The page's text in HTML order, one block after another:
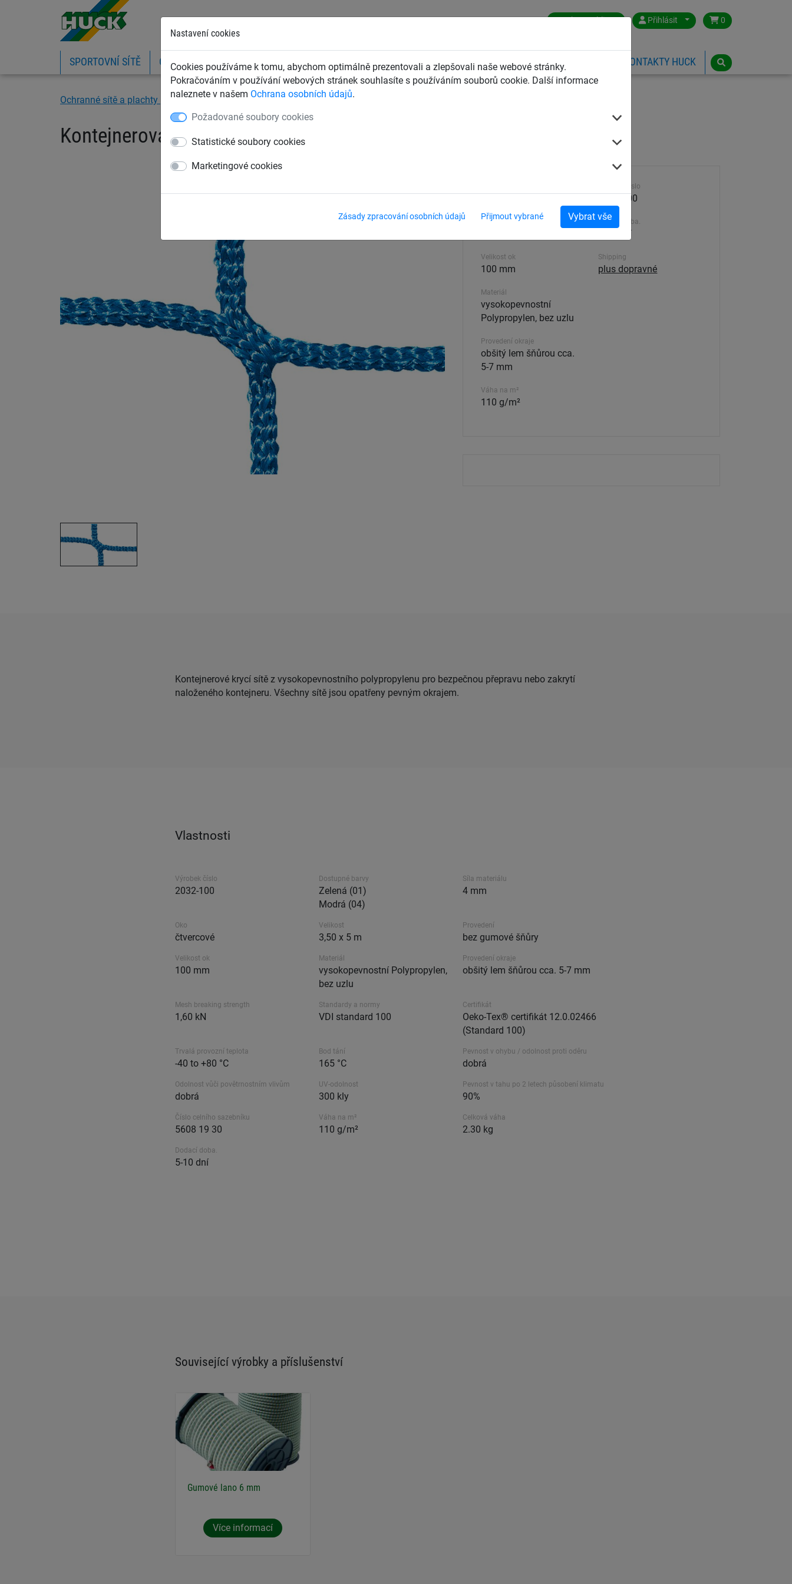
Nastavení cookies
Cookies používáme k tomu, abychom optimálně prezentovali a zlepšovali naše webové stránky.
Pokračováním v používání webových stránek souhlasíte s používáním souborů cookie. Další informace
naleznete v našem Ochrana osobních údajů.
Požadované soubory cookies
Statistické soubory cookies
Marketingové cookies
Zásady zpracování osobních údajů Přijmout vybrané Vybrat vše
Czech Republic Přihlásit 0
SPORTOVNÍ SÍTĚ OCHRANNÉ SÍTĚ A PLACHTY ZÁCHYTNÉ BEZPEČNOSTNÍ SÍTĚ DĚTSKÁ LANOVÁ HŘIŠTĚ KONTAKTY HUCK
Ochranné sítě a plachty Kontejnerové sítě a plachty pro dopravce Krycí sítě pro kontejnery, korby a přívěsy
Kontejnerová síť, PP 4 mm
Velikost
Velikost ok
100 mm
Materiál
vysokopevnostní
Polypropylen, bez uzlu
Provedení okraje
obšitý lem šňůrou cca.
5-7 mm
Váha na m²
110 g/m²
Výrobek číslo
2032-100
Dodací doba.
5-10 dní
Shipping
plus dopravné
Kontejnerové krycí sítě z vysokopevnostního polypropylenu pro bezpečnou přepravu nebo zakrytí
naloženého kontejneru. Všechny sítě jsou opatřeny pevným okrajem.
Vlastnosti
Výrobek číslo
2032-100
Dostupné barvy
Zelená (01)
Modrá (04)
Síla materiálu
4 mm
Oko
čtvercové
Velikost
3,50 x 5 m
Provedení
bez gumové šňůry
Velikost ok
100 mm
Materiál
vysokopevnostní Polypropylen,
bez uzlu
Provedení okraje
obšitý lem šňůrou cca. 5-7 mm
Mesh breaking strength
1,60 kN
Standardy a normy
VDI standard 100
Certifikát
Oeko-Tex® certifikát 12.0.02466
(Standard 100)
Trvalá provozní teplota
-40 to +80 °C
Bod tání
165 °C
Pevnost v ohybu / odolnost proti oděru
dobrá
Odolnost vůči povětrnostním vlivům
dobrá
UV-odolnost
300 kly
Pevnost v tahu po 2 letech působení klimatu
90%
Číslo celního sazebníku
5608 19 30
Váha na m²
110 g/m²
Celková váha
2.30 kg
Dodací doba.
5-10 dní
Související výrobky a příslušenství
Gumové lano 6 mm
Více informací